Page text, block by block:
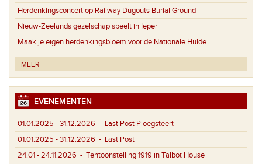
Herdenkingsconcert op Railway Dugouts Burial Ground
Nieuw-Zeelands gezelschap speelt in Ieper
Maak je eigen herdenkingsbloem voor de Nationale Hulde
MEER
EVENEMENTEN
01.01.2025 - 31.12.2026 - Last Post Ploegsteert
01.01.2025 - 31.12.2026 - Last Post
24.01 - 24.11.2026 - Tentoonstelling 1919 in Talbot House